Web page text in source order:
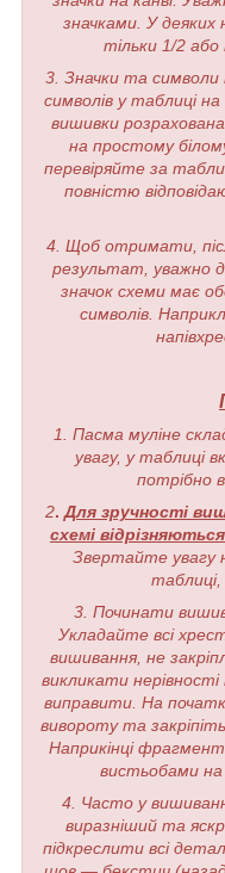
значками. У
тільки 1/2 або
3. Значки та символи
символів у таблиці
вишивки
на простому
перевіряйте за
повністю
4. Щоб отримати,
результат, уважно
значок схеми має
символів.
1. Пасма муліне
увагу, у таблиці
потрібно
2. Для зручності
схемі
Звертайте увагу
таблиці,
3. Починати
Укладайте всі
вишивання, не
викликати нерівності
виправити. На
вивороту та
Наприкінці
вистьобами
4. Часто у
виразніший та
підкреслити всі